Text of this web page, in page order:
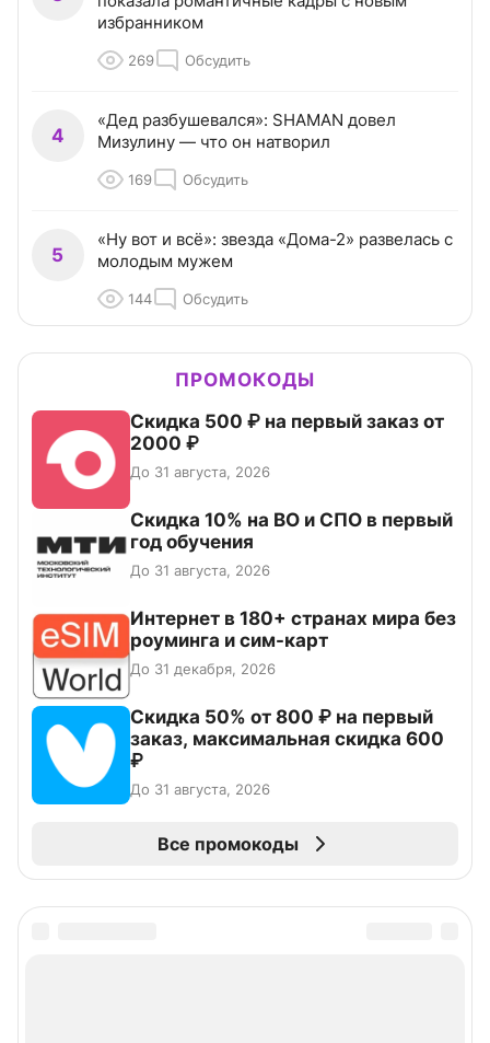
избранником
269 Обсудить
4
«Дед разбушевался»: SHAMAN довел
Мизулину — что он натворил
169 Обсудить
5
«Ну вот и всё»: звезда «Дома-2» развелась с
молодым мужем
144 Обсудить
ПРОМОКОДЫ
Скидка 500 ₽ на первый заказ от
2000 ₽
До 31 августа, 2026
Скидка 10% на ВО и СПО в первый
год обучения
До 31 августа, 2026
Интернет в 180+ странах мира без
роуминга и сим-карт
До 31 декабря, 2026
Скидка 50% от 800 ₽ на первый
заказ, максимальная скидка 600
₽
До 31 августа, 2026
Все промокоды